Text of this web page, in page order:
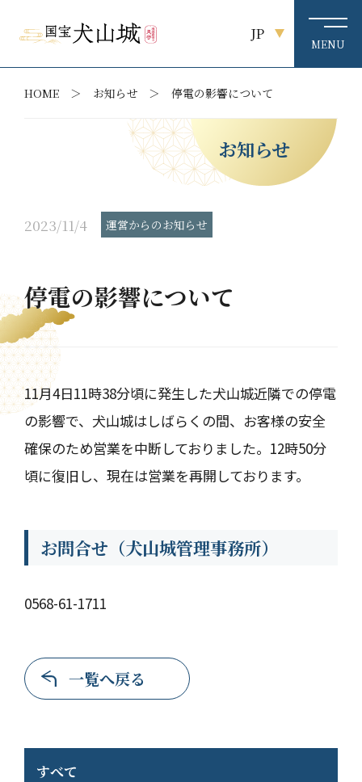
JP
HOME お知らせ 停電の影響について
すべて
お知らせ
2023/11/4 運営からのお知らせ
停電の影響について
11月4日11時38分頃に発生した犬山城近隣での停電
の影響で、犬山城はしばらくの間、お客様の安全
確保のため営業を中断しておりました。12時50分
頃に復旧し、現在は営業を再開しております。
お問合せ（犬山城管理事務所）
0568-61-1711
一覧へ戻る